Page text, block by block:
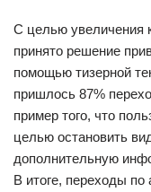
С целью увеличения
принято решение
помощью тизерной
пришлось 87%
пример того, что
целью остановить
дополнительную
В итоге, переходы по